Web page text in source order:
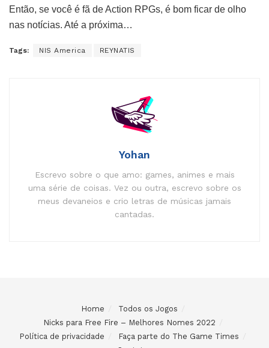
Então, se você é fã de Action RPGs, é bom ficar de olho
nas notícias. Até a próxima…
Tags: NIS America REYNATIS
Yohan
Escrevo sobre o que amo: games, animes e mais
uma série de coisas. Vez ou outra, escrevo sobre os
meus devaneios e crio letras de músicas jamais
cantadas.
Home
Todos os Jogos
Nicks para Free Fire – Melhores Nomes 2022
Política de privacidade
Faça parte do The Game Times